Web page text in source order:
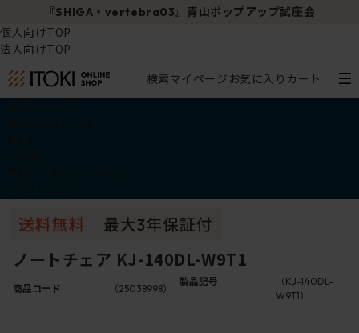
『SHIGA・vertebra03』青山ポップアップ試座会
個人向けTOP
法人向けTOP
検索マイページ お気に入り カート
ノートチェア KJ-140DL-W9T1
商品コード （25038998）
製品記号
（KJ-140DL-
W9T1）